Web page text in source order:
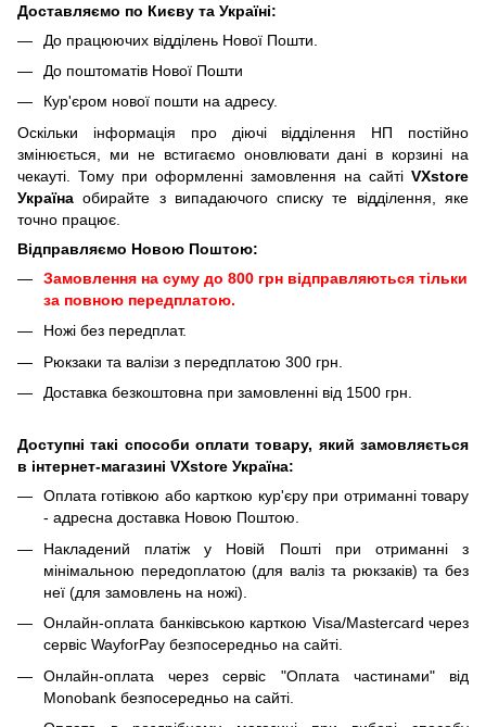
Доставляємо по Києву та Україні:
До працюючих відділень Нової Пошти.
До поштоматів Нової Пошти
Кур'єром нової пошти на адресу.
Оскільки інформація про діючі відділення НП постійно
змінюється, ми не встигаємо оновлювати дані в корзині на
чекауті. Тому при оформленні замовлення на сайті VXstore
Україна обирайте з випадаючого списку те відділення, яке
точно працює.
Відправляємо Новою Поштою:
Замовлення на суму до 800 грн відправляються тільки
за повною передплатою.
Ножі без передплат.
Рюкзаки та валізи з передплатою 300 грн.
Доставка безкоштовна при замовленні від 1500 грн.
Доступні такі способи оплати товару, який замовляється
в інтернет-магазині VXstore Україна:
Оплата готівкою або карткою кур'єру при отриманні товару
- адресна доставка Новою Поштою.
Накладений платіж у Новій Пошті при отриманні з
мінімальною передоплатою (для валіз та рюкзаків) та без
неї (для замовлень на ножі).
Онлайн-оплата банківською карткою Visa/Mastercard через
сервіс WayforPay безпосередньо на сайті.
Онлайн-оплата через сервіс "Оплата частинами" від
Monobank безпосередньо на сайті.